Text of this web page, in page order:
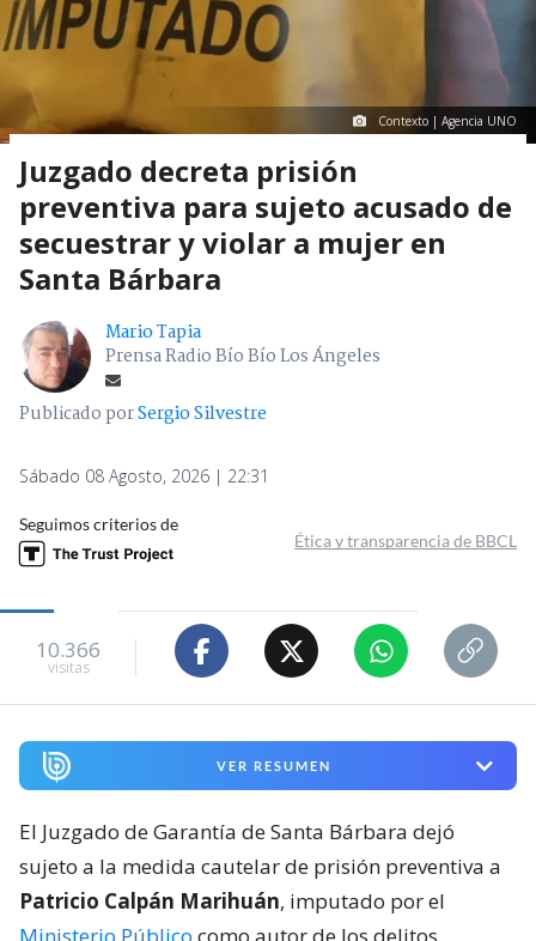
Contexto | Agencia UNO
Juzgado decreta prisión
preventiva para sujeto acusado de
secuestrar y violar a mujer en
Santa Bárbara
Mario Tapia
Prensa Radio Bío Bío Los Ángeles
Publicado porSergio Silvestre
Sábado 08 Agosto, 2026 | 22:31
Seguimos criterios de
Ética y transparencia de BBCL
10.366
visitas
VER RESUMEN
El Juzgado de Garantía de Santa Bárbara dejó
sujeto a la medida cautelar de prisión preventiva a
Patricio Calpán Marihuán, imputado por el